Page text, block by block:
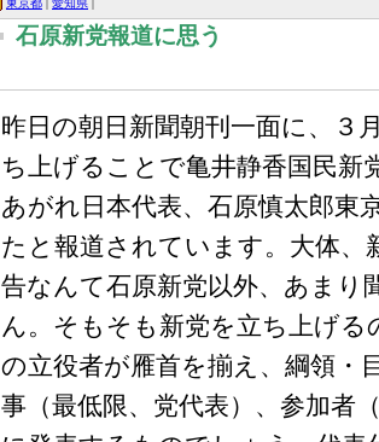
東京都 | 愛知県 |
石原新党報道に思う
昨日の朝日新聞朝刊一面に、３
ち上げることで亀井静香国民新
あがれ日本代表、石原慎太郎東
たと報道されています。大体、
告なんて石原新党以外、あまり
ん。そもそも新党を立ち上げる
の立役者が雁首を揃え、綱領・
事（最低限、党代表）、参加者